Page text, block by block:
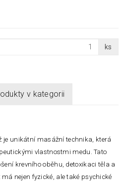
ks
v kategorii
je unikátní masážní technika, která
vlastnostmi medu. Tato
krevního oběhu, detoxikaci těla a
nejen fyzické, ale také psychické